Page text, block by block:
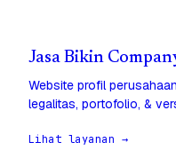
Jasa Bikin
Website profil
legalitas, portofolio, &
Lihat layanan →